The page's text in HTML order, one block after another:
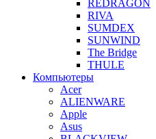
REDRAGON
RIVA
SUMDEX
SUNWIND
The Bridge
THULE
Компьютеры
Acer
ALIENWARE
Apple
Asus